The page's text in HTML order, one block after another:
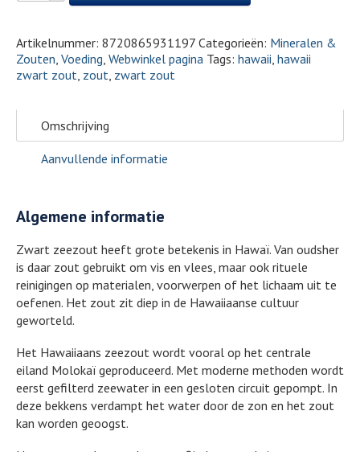
Artikelnummer: 8720865931197 Categorieën: Mineralen &
Zouten Voeding Webwinkel pagina Tags: hawaii hawaii
zwart zout zout zwart zout
Omschrijving
Aanvullende informatie
Algemene informatie
Zwart zeezout heeft grote betekenis in Hawaï. Van oudsher
is daar zout gebruikt om vis en vlees, maar ook rituele
reinigingen op materialen, voorwerpen of het lichaam uit te
oefenen. Het zout zit diep in de Hawaiiaanse cultuur
geworteld.
Het Hawaiiaans zeezout wordt vooral op het centrale
eiland Molokaï geproduceerd. Met moderne methoden wordt
eerst gefilterd zeewater in een gesloten circuit gepompt. In
deze bekkens verdampt het water door de zon en het zout
kan worden geoogst.